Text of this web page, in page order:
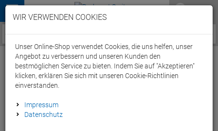
Menü
Service / Hilfe
Arena HD Badekappe - flowers
WIR VERWENDEN COOKIES
Unser Online-Shop verwendet Cookies, die uns helfen, unser
Angebot zu verbessern und unseren Kunden den
bestmöglichen Service zu bieten. Indem Sie auf "Akzeptieren"
klicken, erklären Sie sich mit unseren Cookie-Richtlinien
einverstanden.
Impressum
Datenschutz